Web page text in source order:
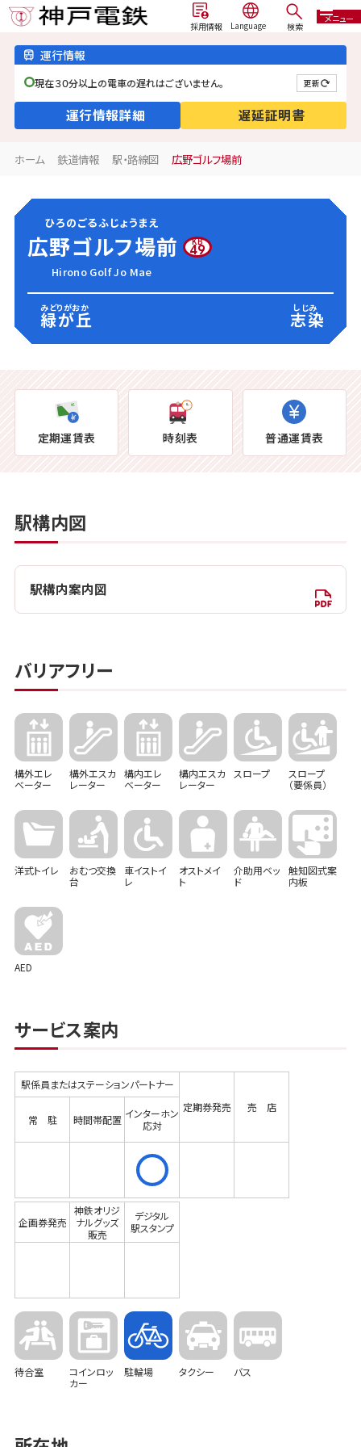
採用情報 検索
メニュー
運行情報
現在３０分以上の電車の遅れはございません。 更新
運行情報詳細 遅延証明書
ホーム 鉄道情報 駅・路線図 広野ゴルフ場前
ひろのごるふじょうまえ
広野ゴルフ場前
Hirono Golf Jo Mae
KB
49
みどりがおか
緑が丘
しじみ
志染
定期運賃表 時刻表 普通運賃表
駅構内図
駅構内案内図
バリアフリー
構外エレ
ベーター
構外エスカ
レーター
構内エレ
ベーター
構内エスカ
レーター
スロープ
スロープ
（要係員）
洋式トイレ
おむつ交換
台
車イストイ
レ
オストメイ
ト
介助用ベッ
ド
触知図式案
内板
AED
サービス案内
駅係員またはステーションパートナー
定期券発売
売 店
常 駐
時間帯配置 インターホン
応対
企画券発売
神鉄オリジ
ナルグッズ
販売
デジタル
駅スタンプ
待合室
コインロッ
カー
駐輪場 タクシー バス